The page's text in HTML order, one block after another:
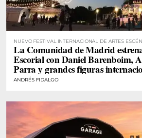
NUEVO FESTIVAL INTERNACIONAL DE ARTES
DE MADRID
La Comunidad de Madrid
Escorial con Daniel Barenboim,
Parra y grandes figuras
ANDRÉS FIDALGO